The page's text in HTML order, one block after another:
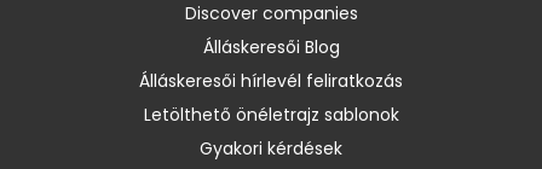
Discover companies
Álláskeresői Blog
Álláskeresői hírlevél feliratkozás
Letölthető önéletrajz sablonok
Gyakori kérdések